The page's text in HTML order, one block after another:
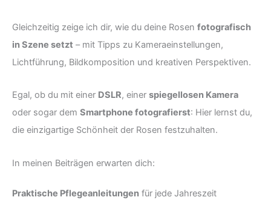
Gleichzeitig zeige ich dir, wie du deine Rosen fotografisch
in Szene setzt – mit Tipps zu Kameraeinstellungen,
Lichtführung, Bildkomposition und kreativen Perspektiven.
Egal, ob du mit einer DSLR, einer spiegellosen Kamera
oder sogar dem Smartphone fotografierst: Hier lernst du,
die einzigartige Schönheit der Rosen festzuhalten.
In meinen Beiträgen erwarten dich:
Praktische Pflegeanleitungen für jede Jahreszeit